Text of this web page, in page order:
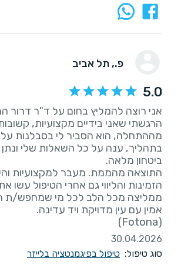
פ., תל אביב
5.0
הרגשתי שאני בידיים מקצועיות,
מההתחלה, הוא הסביר לי בסבלנות
בתהליך, ענה על כל השאלות שלי
התוצאה מהממת. מעבר למקצועיות
ממליצה מכל הלב לכל מי שמחפש/ת
(Fotona)
30.04.2026
סוג טיפול: טיפול בפיגמנטציה בלייזר